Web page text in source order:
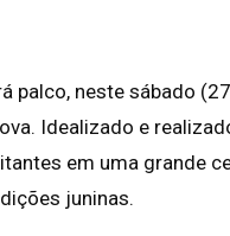
palco, neste sábado
Idealizado e
em uma grande
juninas.